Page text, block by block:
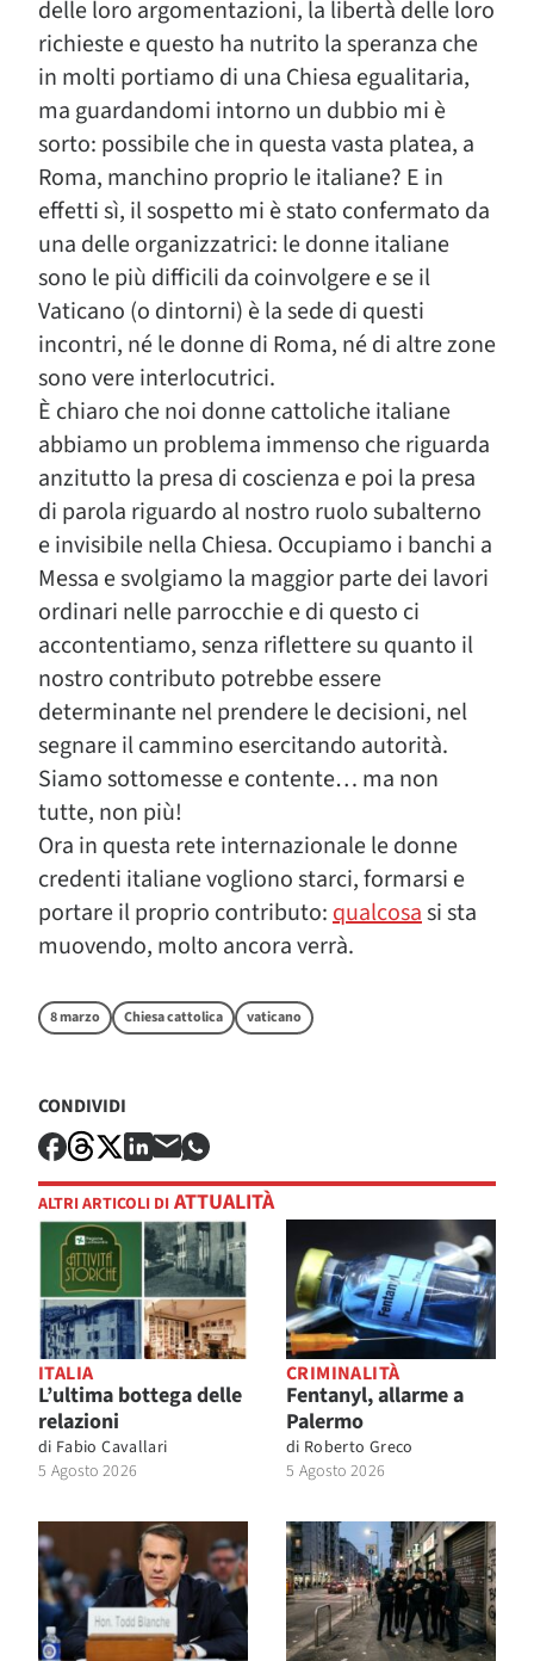
delle loro argomentazioni, la libertà delle loro
richieste e questo ha nutrito la speranza che
in molti portiamo di una Chiesa egualitaria,
ma guardandomi intorno un dubbio mi è
sorto: possibile che in questa vasta platea, a
Roma, manchino proprio le italiane? E in
effetti sì, il sospetto mi è stato confermato da
una delle organizzatrici: le donne italiane
sono le più difficili da coinvolgere e se il
Vaticano (o dintorni) è la sede di questi
incontri, né le donne di Roma, né di altre zone
sono vere interlocutrici.
È chiaro che noi donne cattoliche italiane
abbiamo un problema immenso che riguarda
anzitutto la presa di coscienza e poi la presa
di parola riguardo al nostro ruolo subalterno
e invisibile nella Chiesa. Occupiamo i banchi a
Messa e svolgiamo la maggior parte dei lavori
ordinari nelle parrocchie e di questo ci
accontentiamo, senza riflettere su quanto il
nostro contributo potrebbe essere
determinante nel prendere le decisioni, nel
segnare il cammino esercitando autorità.
Siamo sottomesse e contente… ma non
tutte, non più!
Ora in questa rete internazionale le donne
credenti italiane vogliono starci, formarsi e
portare il proprio contributo:qualcosasi sta
muovendo, molto ancora verrà.
8 marzo Chiesa cattolica vaticano
CONDIVIDI
ALTRI ARTICOLI DI ATTUALITÀ
ITALIA
L’ultima bottega delle
relazioni
di Fabio Cavallari
5 Agosto 2026
CRIMINALITÀ
Fentanyl, allarme a
Palermo
di Roberto Greco
5 Agosto 2026